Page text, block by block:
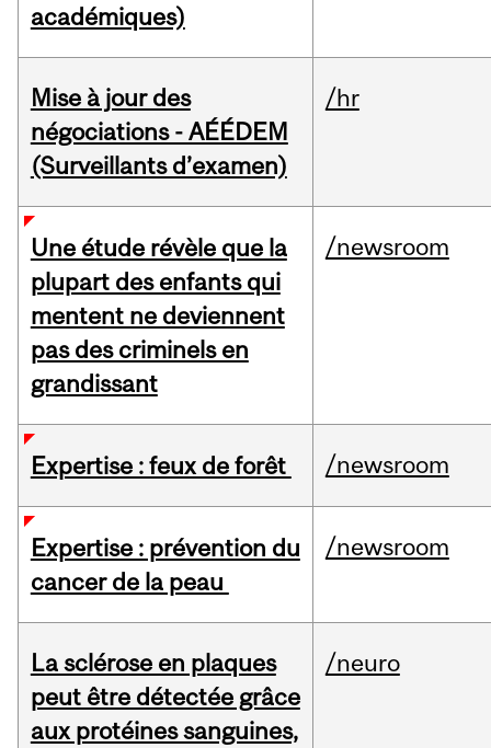
académiques)
Mise à jour des
négociations - AÉÉDEM
(Surveillants d’examen)
/hr
Une étude révèle que la
plupart des enfants qui
mentent ne deviennent
pas des criminels en
grandissant
/newsroom
Expertise : feux de forêt /newsroom
Expertise : prévention du
cancer de la peau
/newsroom
La sclérose en plaques
peut être détectée grâce
aux protéines sanguines,
/neuro